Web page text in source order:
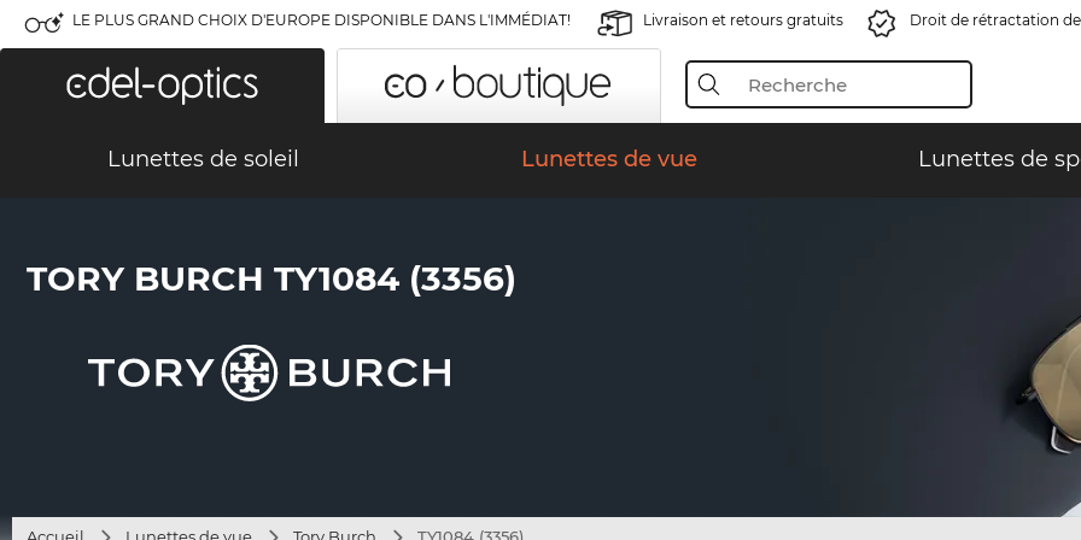
LE PLUS GRAND CHOIX D'EUROPE DISPONIBLE DANS L'IMMÉDIAT! Livraison et retours gratuits Droit de rétractation
Lunettes de soleil Lunettes de vue Lunettes de
TORY BURCH TY1084 (3356)